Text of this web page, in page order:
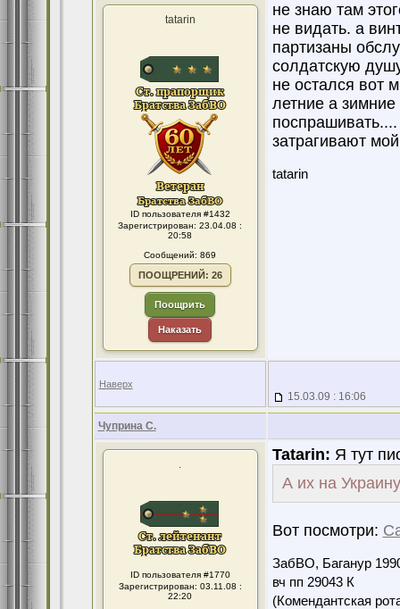
tatarin
ID пользователя #1432
Зарегистрирован: 23.04.08 :
20:58
Сообщений: 869
ПООЩРЕНИЙ: 26
Поощрить
Наказать
не знаю там
не видать. а
партизаны
солдатскую
не остался вот
летние а
затрагивают
tatarin
Наверх
15.03.09 : 16:06
Чуприна С.
.
ID пользователя #1770
Зарегистрирован: 03.11.08 :
22:20
Tatarin: Я тут
А их на
Вот посмотри:
ЗабВО, Баганур
вч пп 29043 К
(Комендантская